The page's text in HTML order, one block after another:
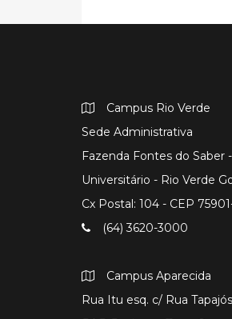
Campus Rio Verde
Sede Administrativa
Fazenda Fontes do Saber
Universitário - Rio Verde
Cx Postal: 104 - CEP
(64) 3620-3000
Campus Aparecida
Rua Itu esq. c/ Rua